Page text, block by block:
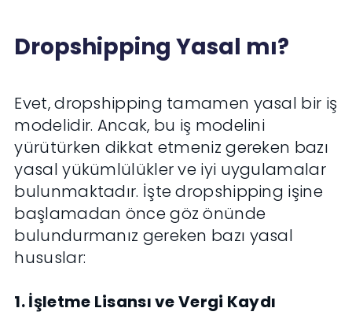
Dropshipping Yasal mı?
Evet, dropshipping tamamen yasal bir iş
modelidir. Ancak, bu iş modelini
yürütürken dikkat etmeniz gereken bazı
yasal yükümlülükler ve iyi uygulamalar
bulunmaktadır. İşte dropshipping işine
başlamadan önce göz önünde
bulundurmanız gereken bazı yasal
hususlar:
1. İşletme Lisansı ve Vergi Kaydı